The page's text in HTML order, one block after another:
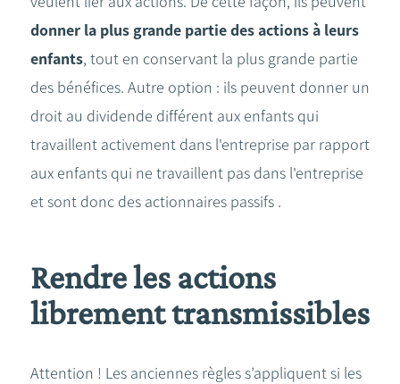
donner la plus grande partie des actions à leurs
enfants, tout en conservant la plus grande partie
des bénéfices. Autre option : ils peuvent donner un
droit au dividende différent aux enfants qui
travaillent activement dans l'entreprise par rapport
aux enfants qui ne travaillent pas dans l'entreprise
et sont donc des actionnaires passifs .
Rendre les actions
librement transmissibles
Attention ! Les anciennes règles s’appliquent si les